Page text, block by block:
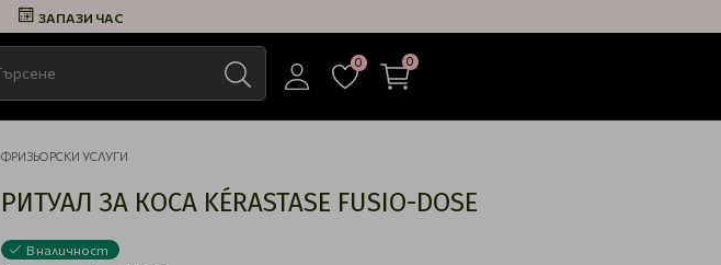
ЗАПАЗИ ЧАС
0 0
ФРИЗЬОРСКИ УСЛУГИ
РИТУАЛ ЗА КОСА KÉRASTASE FUSIO-DOSЕ
В наличност